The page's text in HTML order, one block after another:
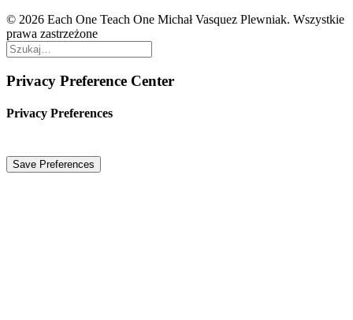
© 2026 Each One Teach One Michał Vasquez Plewniak. Wszystkie
prawa zastrzeżone
Privacy Preference Center
Privacy Preferences